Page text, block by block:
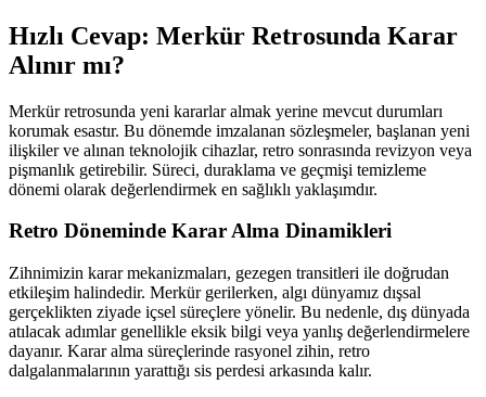
Hızlı Cevap: Merkür Retrosunda Karar
Alınır mı?
Merkür retrosunda yeni kararlar almak yerine mevcut durumları
korumak esastır. Bu dönemde imzalanan sözleşmeler, başlanan yeni
ilişkiler ve alınan teknolojik cihazlar, retro sonrasında revizyon veya
pişmanlık getirebilir. Süreci, duraklama ve geçmişi temizleme
dönemi olarak değerlendirmek en sağlıklı yaklaşımdır.
Retro Döneminde Karar Alma Dinamikleri
Zihnimizin karar mekanizmaları, gezegen transitleri ile doğrudan
etkileşim halindedir. Merkür gerilerken, algı dünyamız dışsal
gerçeklikten ziyade içsel süreçlere yönelir. Bu nedenle, dış dünyada
atılacak adımlar genellikle eksik bilgi veya yanlış değerlendirmelere
dayanır. Karar alma süreçlerinde rasyonel zihin, retro
dalgalanmalarının yarattığı sis perdesi arkasında kalır.